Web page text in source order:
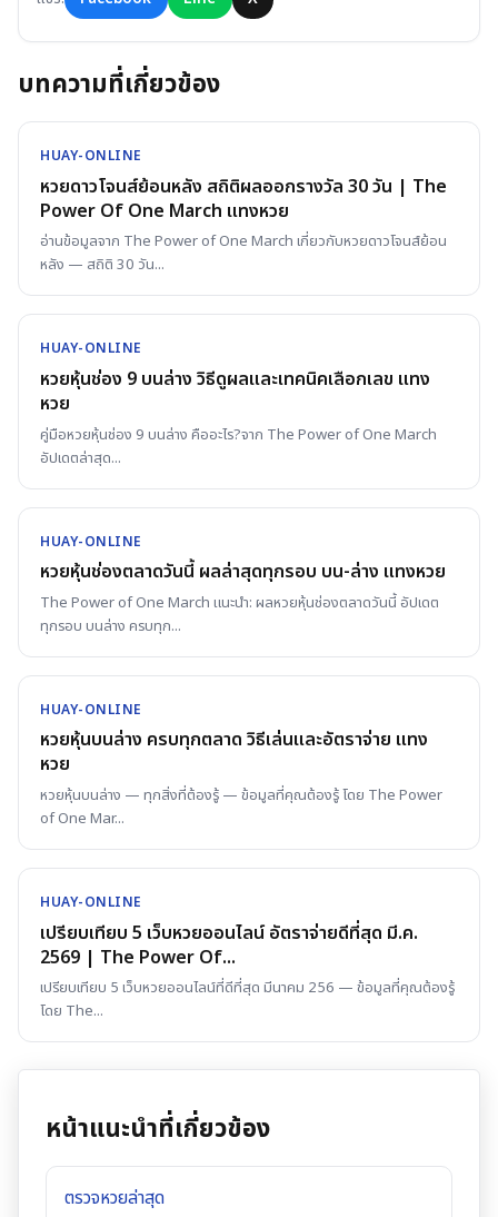
บทความที่เกี่ยวข้อง
HUAY-ONLINE
หวยดาวโจนส์ย้อนหลัง สถิติผลออกรางวัล 30 วัน | The
Power Of One March แทงหวย
อ่านข้อมูลจาก The Power of One March เกี่ยวกับหวยดาวโจนส์ย้อน
หลัง — สถิติ 30 วัน...
HUAY-ONLINE
หวยหุ้นช่อง 9 บนล่าง วิธีดูผลและเทคนิคเลือกเลข แทง
หวย
คู่มือหวยหุ้นช่อง 9 บนล่าง คืออะไร?จาก The Power of One March
อัปเดตล่าสุด...
HUAY-ONLINE
หวยหุ้นช่องตลาดวันนี้ ผลล่าสุดทุกรอบ บน-ล่าง แทงหวย
The Power of One March แนะนำ: ผลหวยหุ้นช่องตลาดวันนี้ อัปเดต
ทุกรอบ บนล่าง ครบทุก...
HUAY-ONLINE
หวยหุ้นบนล่าง ครบทุกตลาด วิธีเล่นและอัตราจ่าย แทง
หวย
หวยหุ้นบนล่าง — ทุกสิ่งที่ต้องรู้ — ข้อมูลที่คุณต้องรู้ โดย The Power
of One Mar...
HUAY-ONLINE
เปรียบเทียบ 5 เว็บหวยออนไลน์ อัตราจ่ายดีที่สุด มี.ค.
2569 | The Power Of...
เปรียบเทียบ 5 เว็บหวยออนไลน์ที่ดีที่สุด มีนาคม 256 — ข้อมูลที่คุณต้องรู้
โดย The...
หน้าแนะนำที่เกี่ยวข้อง
ตรวจหวยล่าสุด